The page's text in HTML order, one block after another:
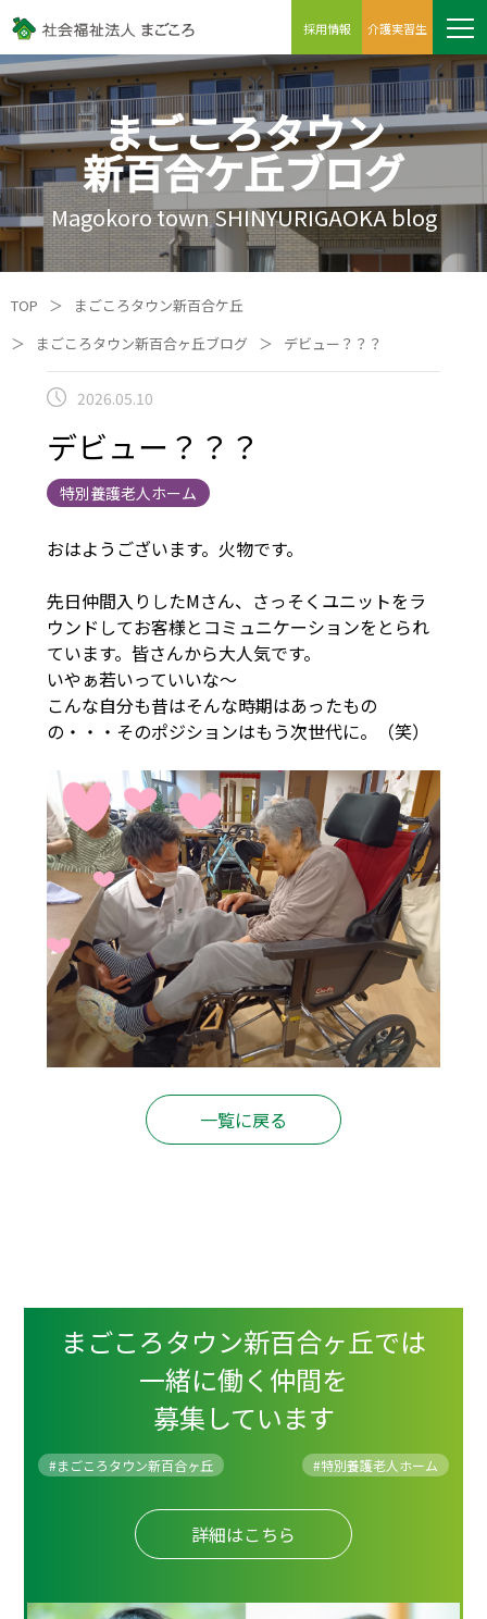
採用情報 介護実習生
まごころタウン
新百合ケ丘ブログ
Magokoro town SHINYURIGAOKA blog
TOP ＞
まごころタウン新百合ケ丘
＞
まごころタウン新百合ヶ丘ブログ ＞ デビュー？？？
2026.05.10
デビュー？？？
特別養護老人ホーム
おはようございます。火物です。
先日仲間入りしたMさん、さっそくユニットをラ
ウンドしてお客様とコミュニケーションをとられ
ています。皆さんから大人気です。
いやぁ若いっていいな～
こんな自分も昔はそんな時期はあったもの
の・・・そのポジションはもう次世代に。（笑）
一覧に戻る
まごころタウン新百合ヶ丘では
一緒に働く仲間を
募集しています
#まごころタウン新百合ヶ丘 #特別養護老人ホーム
詳細はこちら